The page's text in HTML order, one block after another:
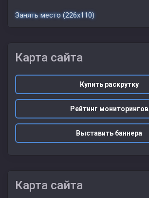
Занять место (226x110)
Карта сайта
Купить раскрутку
Рейтинг мониторингов
Выставить баннера
Карта сайта